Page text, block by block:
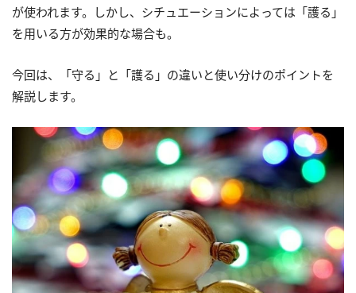
が使われます。しかし、シチュエーションによっては「護る」
を用いる方が効果的な場合も。
今回は、「守る」と「護る」の違いと使い分けのポイントを
解説します。